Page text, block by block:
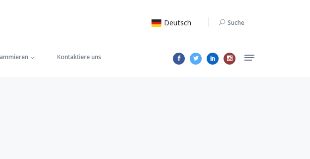
Deutsch Suche
Kontaktiere uns